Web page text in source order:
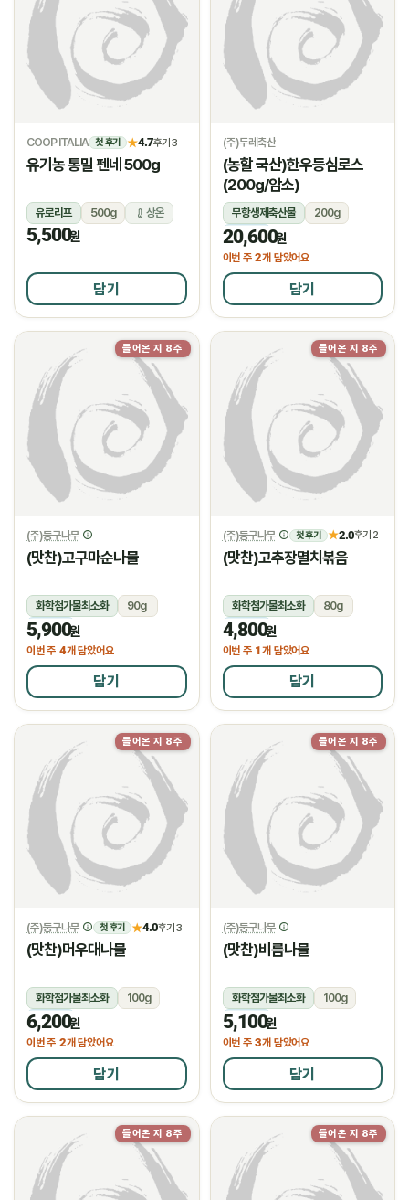
COOP ITALIA 첫 후기 ★4.7후기 3
유기농 통밀 펜네 500g
유로리프 500g 상온
5,500원
담기
(주)두레축산
(농할 국산)한우등심로스
(200g/암소)
무항생제축산물
200g
냉장
20,600원
이번 주 2개 담았어요
담기
들어온 지 8주
(주)둥구나무
(맛찬)고구마순나물
화학첨가물최소화
90g
냉장
5,900원
이번 주 4개 담았어요
담기
들어온 지 8주
(주)둥구나무 첫 후기 ★2.0후기 2
(맛찬)고추장멸치볶음
화학첨가물최소화
80g
냉장
4,800원
이번 주 1개 담았어요
담기
들어온 지 8주
(주)둥구나무 첫 후기 ★4.0후기 3
(맛찬)머우대나물
화학첨가물최소화
100g
냉장
6,200원
이번 주 2개 담았어요
담기
들어온 지 8주
(주)둥구나무
(맛찬)비름나물
화학첨가물최소화
100g
냉장
5,100원
이번 주 3개 담았어요
담기
들어온 지 8주 들어온 지 8주